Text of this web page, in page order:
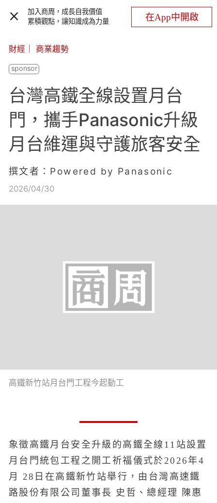
加入商周，成長自我價值
累積觀點，讓知識成為力量
在App中開啟
財經 商業趨勢
台灣高鐵全線設置月台
門，攜手Panasonic升級
月台維運與守護旅客安全
撰文者：Powered by Panasonic
2026/04/30
高鐵新竹站月台門工程今起動工
象徵高鐵月台安全升級的高鐵全線11站設置
月台門統包工程之開工祈福儀式於2026年4
月 28日在高鐵新竹站舉行，由台灣高速鐵
路股份有限公司董事長 史哲、總經理 陳惠